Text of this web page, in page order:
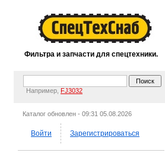
Фильтра и запчасти для спецтехники.
Например, FJ3032
Каталог обновлен - 09:31 05.08.2026
Войти Зарегистрироваться